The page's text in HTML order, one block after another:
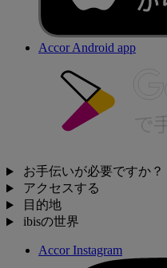
Accor Android app
お手伝いが必要ですか？
アクセスする
目的地
ibisの世界
Accor Instagram